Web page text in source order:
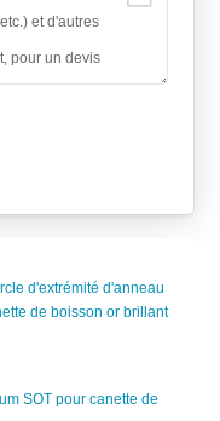
d'extrémité d'anneau
de boisson or brillant
SOT pour canette de